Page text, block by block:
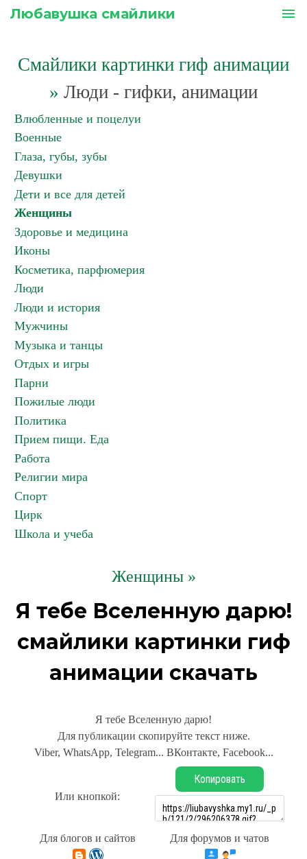
Любавушка смайлики menu
Смайлики картинки гиф анимации
» Люди - гифки, анимации
Влюбленные и поцелуи
Военные
Глаза, губы, зубы
Девушки
Дети и все для детей
Женщины
Здоровье и медицина
Иконы
Косметика, парфюмерия
Люди
Люди и история
Мужчины
Музыка и танцы
Отдых и игры
Парни
Пожилые люди
Политика
Прием пищи. Еда
Работа
Религии мира
Спорт
Цирк
Школа и учеба
Женщины »
Я тебе Вселенную дарю!
смайлики картинки гиф
анимации скачать
Я тебе Вселенную дарю!
Для публикации скопируйте текст ниже.
Viber, WhatsApp, Telegram... ВКонтакте, Facebook...
Или кнопкой:
Копировать
Для блогов и сайтов Для форумов и чатов